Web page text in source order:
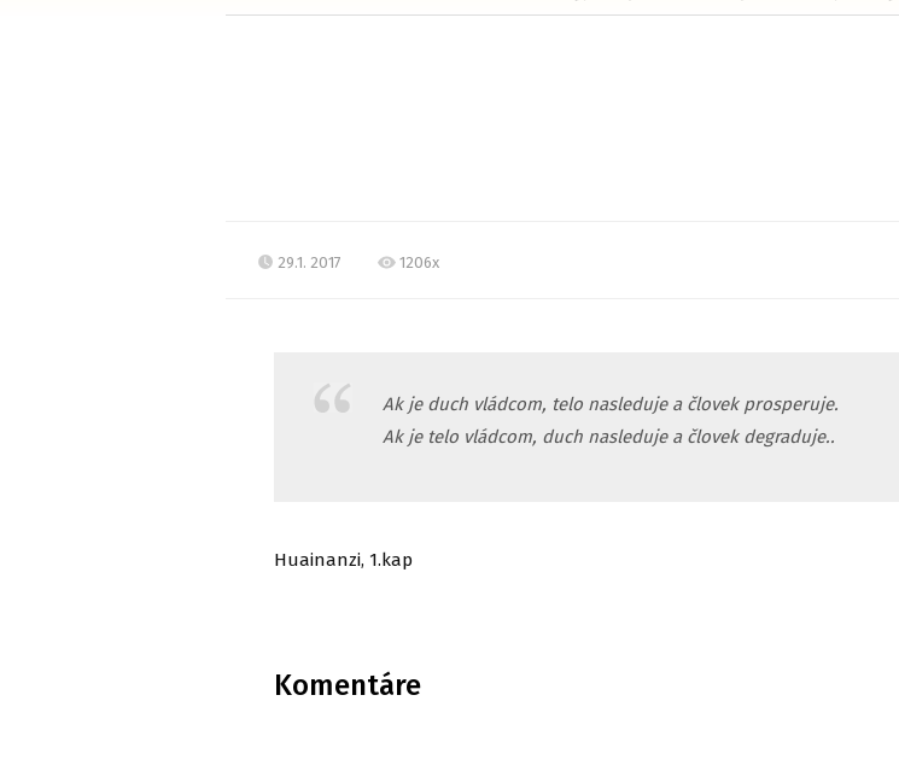
29.1. 2017 1206x
Ak je duch vládcom, telo nasleduje a človek prosperuje.
Ak je telo vládcom, duch nasleduje a človek degraduje..
Huainanzi, 1.kap
Komentáre